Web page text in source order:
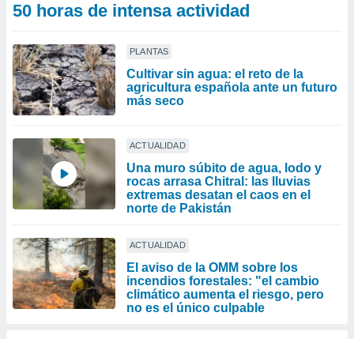
50 horas de intensa actividad
PLANTAS
Cultivar sin agua: el reto de la
agricultura española ante un futuro
más seco
ACTUALIDAD
Una muro súbito de agua, lodo y
rocas arrasa Chitral: las lluvias
extremas desatan el caos en el
norte de Pakistán
ACTUALIDAD
El aviso de la OMM sobre los
incendios forestales: "el cambio
climático aumenta el riesgo, pero
no es el único culpable